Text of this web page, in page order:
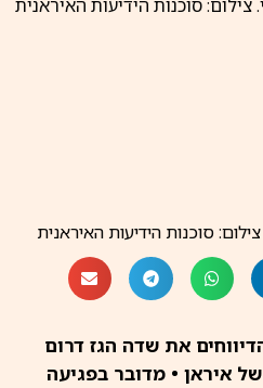
סוכנות הידיעות האיראנית
את שדה הגז דרום
איראן • מדובר בפגיעה